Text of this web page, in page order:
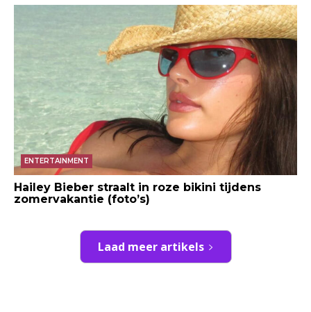
ENTERTAINMENT
Hailey Bieber straalt in roze bikini tijdens
zomervakantie (foto’s)
Laad meer artikels